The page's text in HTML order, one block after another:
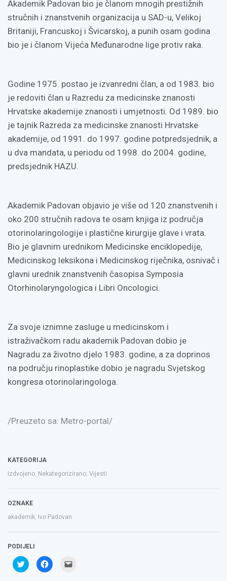
Akademik Padovan bio je članom mnogih prestižnih
stručnih i znanstvenih organizacija u SAD-u, Velikoj
Britaniji, Francuskoj i Švicarskoj, a punih osam godina
bio je i članom Vijeća Međunarodne lige protiv raka.
Godine 1975. postao je izvanredni član, a od 1983. bio
je redoviti član u Razredu za medicinske znanosti
Hrvatske akademije znanosti i umjetnosti. Od 1989. bio
je tajnik Razreda za medicinske znanosti Hrvatske
akademije, od 1991. do 1997. godine potpredsjednik, a
u dva mandata, u periodu od 1998. do 2004. godine,
predsjednik HAZU.
Akademik Padovan objavio je više od 120 znanstvenih i
oko 200 stručnih radova te osam knjiga iz područja
otorinolaringologije i plastične kirurgije glave i vrata.
Bio je glavnim urednikom Medicinske enciklopedije,
Medicinskog leksikona i Medicinskog riječnika, osnivač i
glavni urednik znanstvenih časopisa Symposia
Otorhinolaryngologica i Libri Oncologici.
Za svoje iznimne zasluge u medicinskom i
istraživačkom radu akademik Padovan dobio je
Nagradu za životno djelo 1983. godine, a za doprinos
na području rinoplastike dobio je nagradu Svjetskog
kongresa otorinolaringologa.
/Preuzeto sa: Metro-portal/
KATEGORIJA
Izdvojeno, Nekategorizirano, Vijesti
OZNAKE
akademik, Ivo Padovan
PODIJELI
Podijeli
na
Twitteru
Klikom
podijelite